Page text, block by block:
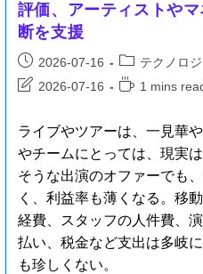
評価、アーティストや
断を支援
2026-07-16 テクノロ
2026-07-16
1 mins
ライブやツアーは、一見華
やチームにとっては、現実
そうな出演のオファーでも
く、利益率も薄くなる。移
経費、スタッフの人件費、
払い、税金など支出は多岐
も珍しくない。